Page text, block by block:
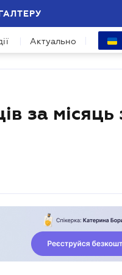
Актуально
за